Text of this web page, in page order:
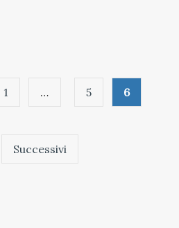
1 … 5 6
Successivi